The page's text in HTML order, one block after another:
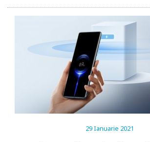
29 Ianuarie 2021